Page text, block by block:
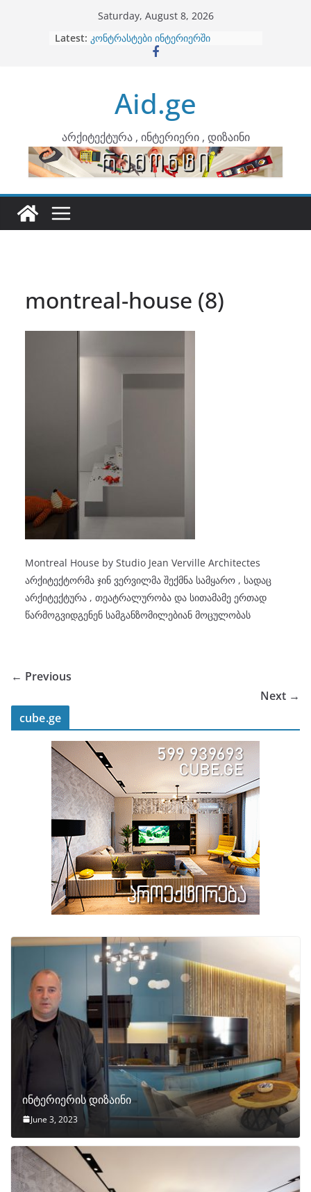
Saturday, August 8, 2026
Latest: ბინების გაერთიანება
კონტრასტები ინტერიერში
ინტერიერის დიზიანი
არტემიდი წარმოგიდგენთ
Aid.ge
არქიტექტურა , ინტერიერი , დიზაინი
montreal-house (8)
Montreal House by Studio Jean Verville Architectes
არქიტექტორმა ჯინ ვერვილმა შექმნა სამყარო , სადაც
არქიტექტურა , თეატრალურობა და სითამამე ერთად
წარმოგვიდგენენ სამგანზომილებიან მოცულობას
← Previous
Next →
cube.ge
ინტერიერის დიზაინი
June 3, 2023